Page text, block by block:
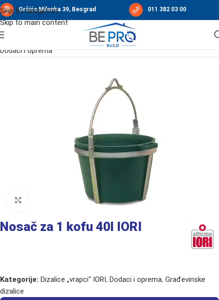
Skip to navigation
Skip to main content
Grčića Milenka 39, Beograd 011 382 03 00
Početna Građevinske dizalice/ Dizalice „vrapci“ IORI
Dodaci i oprema
Nosač za 1 kofu 40l IORI
Kategorije: Dizalice „vrapci“ IORI, Dodaci i oprema, Građevinske
dizalice